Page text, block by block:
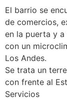
El barrio se
de comercios,
en la puerta y a
con un
Los Andes.
Se trata un
con frente al
Servicios